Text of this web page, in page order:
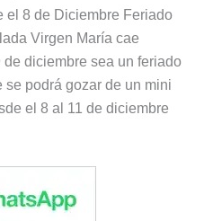
el 8 de Diciembre Feriado
Virgen María cae
diciembre sea un feriado
podrá gozar de un mini
el 8 al 11 de diciembre